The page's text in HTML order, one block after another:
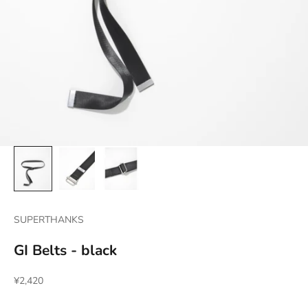
SUPERTHANKS
GI Belts - black
セール価格
¥2,420